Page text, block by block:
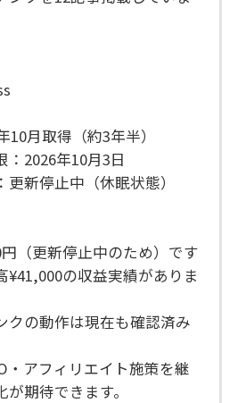
10月取得（約3年半）
：2026年10月3日
更新停止中（休眠状態）
（更新停止中のため）です
¥41,000の収益実績がありま
クの動作は現在も確認済み
・アフィリエイト施策を継
期待できます。